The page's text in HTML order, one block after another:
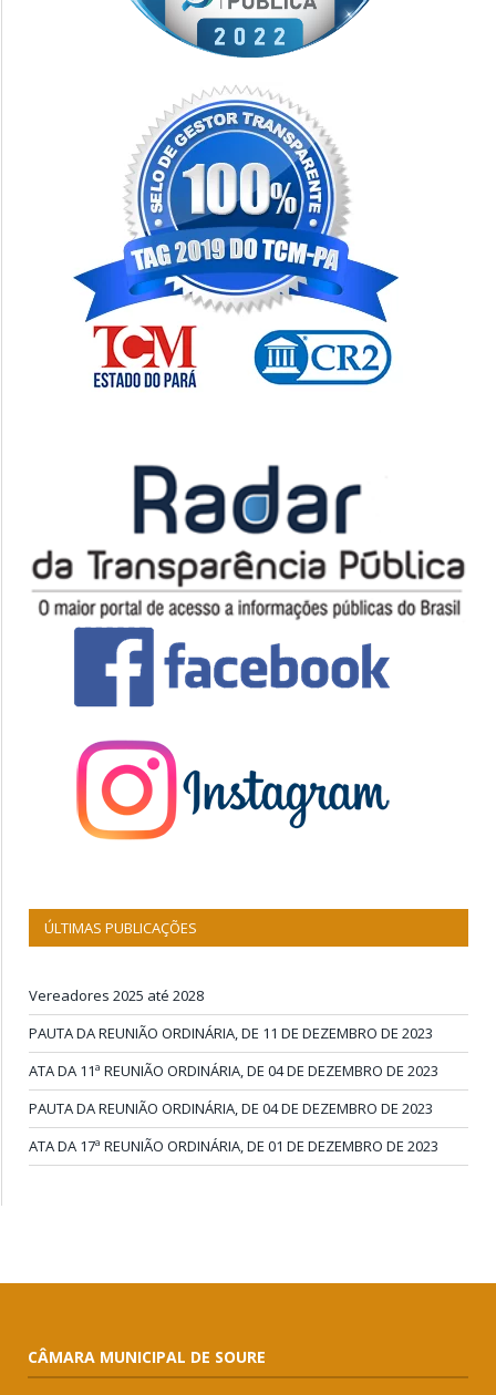
ÚLTIMAS PUBLICAÇÕES
Vereadores 2025 até 2028
PAUTA DA REUNIÃO ORDINÁRIA, DE 11 DE DEZEMBRO DE 2023
ATA DA 11ª REUNIÃO ORDINÁRIA, DE 04 DE DEZEMBRO DE 2023
PAUTA DA REUNIÃO ORDINÁRIA, DE 04 DE DEZEMBRO DE 2023
ATA DA 17ª REUNIÃO ORDINÁRIA, DE 01 DE DEZEMBRO DE 2023
CÂMARA MUNICIPAL DE SOURE